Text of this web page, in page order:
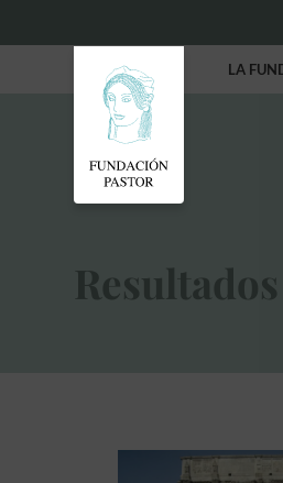
LA